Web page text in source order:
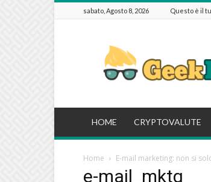
sabato, Agosto 8, 2026 Questo è il
HOME CRYPTOVALUTE
Home E-mail marketing: non si
e-mail_mktg